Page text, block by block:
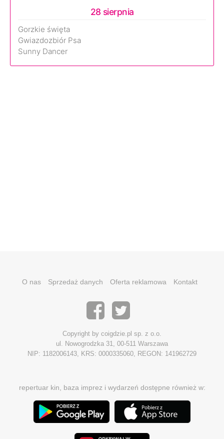
28 sierpnia
Gorzkie święta
Gwiazdozbiór Psa
Sunny Dancer
O nas Sprzedaż danych Oferta reklamowa Kontakt
Copyright by coigdzie.pl sp. z o.o.
ul. Nowogrodzka 31, 00-511 Warszawa
NIP: 1182006143, KRS: 0000335060, REGON: 141962729
repertuar kin, baza imprez i wydarzeń dostępne również w: